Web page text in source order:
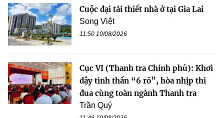
Cuộc đại tái thiết nhà ở tại Gia Lai
Song Việt
11:50 10/08/2026
Cục VI (Thanh tra Chính phủ): Khơi
dậy tinh thần “6 rõ”, hòa nhịp thi
đua cùng toàn ngành Thanh tra
Trần Quý